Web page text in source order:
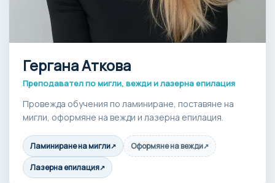
Гергана Аткова
Преподавател по мигли, вежди и лазерна епилация
Провежда обучения по ламиниране, поставяне на
мигли, оформяне на вежди и лазерна епилация.
Ламиниране на мигли↗ Оформяне на вежди↗
Лазерна епилация↗